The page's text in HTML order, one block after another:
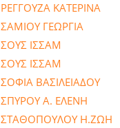
ΡΕΓΓΟΥΖΑ ΚΑΤΕΡΙΝΑ
ΣΑΜΙΟΥ ΓΕΩΡΓΙΑ
ΣΟΥΣ ΙΣΣΑΜ
ΣΟΥΣ ΙΣΣΑΜ
ΣΟΦΙΑ ΒΑΣΙΛΕΙΑΔΟΥ
ΣΠΥΡΟΥ Α. ΕΛΕΝΗ
ΣΤΑΘΟΠΟΥΛΟΥ Η.ΖΩΗ